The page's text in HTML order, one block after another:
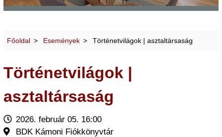
Főoldal Események Történetvilágok | asztaltársaság
Történetvilágok |
asztaltársaság
2026. február 05. 16:00
BDK Kámoni Fiókkönyvtár